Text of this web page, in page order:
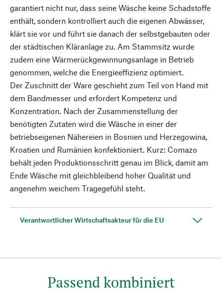
garantiert nicht nur, dass seine Wäsche keine Schadstoffe
enthält, sondern kontrolliert auch die eigenen Abwässer,
klärt sie vor und führt sie danach der selbstgebauten oder
der städtischen Kläranlage zu. Am Stammsitz wurde
zudem eine Wärmerückgewinnungsanlage in Betrieb
genommen, welche die Energieeffizienz optimiert.
Der Zuschnitt der Ware geschieht zum Teil von Hand mit
dem Bandmesser und erfordert Kompetenz und
Konzentration. Nach der Zusammenstellung der
benötigten Zutaten wird die Wäsche in einer der
betriebseigenen Nähereien in Bosnien und Herzegowina,
Kroatien und Rumänien konfektioniert. Kurz: Comazo
behält jeden Produktionsschritt genau im Blick, damit am
Ende Wäsche mit gleichbleibend hoher Qualität und
angenehm weichem Tragegefühl steht.
Verantwortlicher Wirtschaftsakteur für die EU
Passend kombiniert